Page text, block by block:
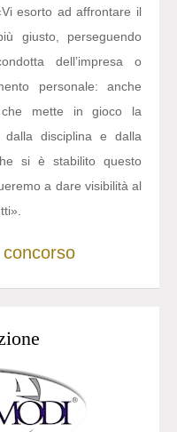
esorto ad affrontare il
giusto, perseguendo
dell’impresa o
personale: anche
che mette in gioco la
dalla disciplina e dalla
si è stabilito questo
a dare visibilità al